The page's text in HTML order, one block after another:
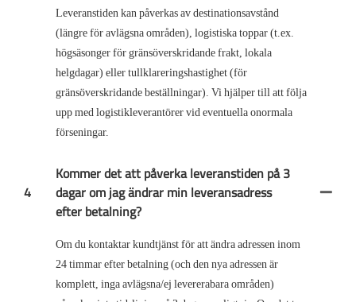
Leveranstiden kan påverkas av destinationsavstånd
(längre för avlägsna områden), logistiska toppar (t.ex.
högsäsonger för gränsöverskridande frakt, lokala
helgdagar) eller tullklareringshastighet (för
gränsöverskridande beställningar). Vi hjälper till att följa
upp med logistikleverantörer vid eventuella onormala
förseningar.
4
Kommer det att påverka leveranstiden på 3
dagar om jag ändrar min leveransadress
efter betalning?
Om du kontaktar kundtjänst för att ändra adressen inom
24 timmar efter betalning (och den nya adressen är
komplett, inga avlägsna/ej levererabara områden)